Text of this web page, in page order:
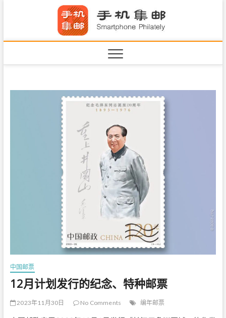
p
中国邮票
12月计划发行的纪念、特种邮票
2023年11月30日 No Comments 编年邮票